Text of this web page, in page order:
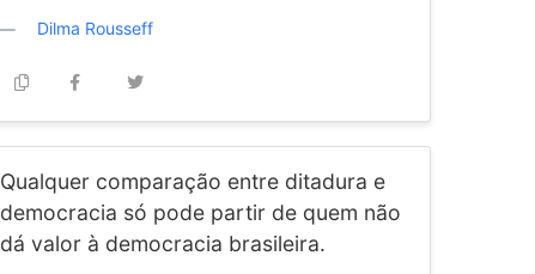
Dilma Rousseff
Qualquer comparação entre ditadura e
democracia só pode partir de quem não
dá valor à democracia brasileira.